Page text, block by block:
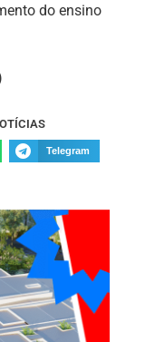
do ensino
Telegram